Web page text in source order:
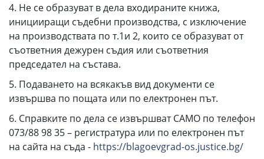
4. Не се образуват в дела входираните книжа,
иницииращи съдебни производства, с изключение
на производствата по т.1и 2, които се образуват от
съответния дежурен съдия или съответния
председател на състава.
5. Подаването на всякакъв вид документи се
извършва по пощата или по електронен път.
6. Справките по дела се извършват САМО по телефон
073/88 98 35 – регистратура или по електронен път
на сайта на съда - https://blagoevgrad-os.justice.bg/